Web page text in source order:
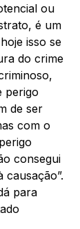
ou
é um
isso se
do crime
perigo
de ser
com o
consegui
causação”.
para